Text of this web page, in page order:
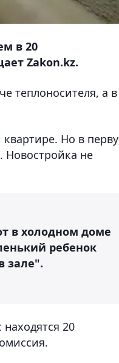
в 20
Zakon.kz.
теплоносителя, а в
квартире. Но в
Новостройка не
в холодном доме
ребенок
зале".
20